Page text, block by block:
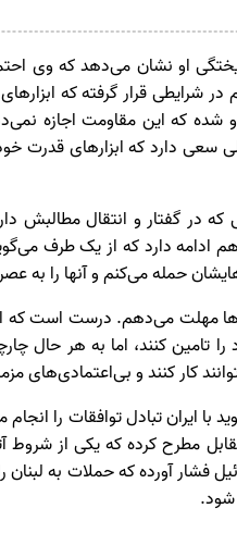
او نشان می‌دهد که وی
قرار گرفته که
شده که این مقاومت اجازه
سعی دارد که ابزار‌های قدرت
در گفتار و انتقال مطالبش
ادامه دارد که از یک طرف
حمله می‌کنم و آنها را به
مهلت می‌دهم. درست است که
تامین کنند، اما به هر حال
کار کنند و بی‌اعتمادی‌های
با ایران تبادل توافقات را
مقابل مطرح کرده که یکی از
فشار آورده که حملات به لبنان
شود.